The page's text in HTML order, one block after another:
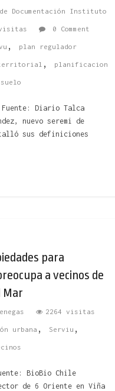
Documentación Instituto
0 Comment
, plan regulador
, planificacion
Fuente: Diario Talca
nuevo seremi de
sus definiciones
para
a vecinos de
Mar
2264 visitas
urbana , Serviu ,
BioBio Chile
de 6 Oriente en Viña